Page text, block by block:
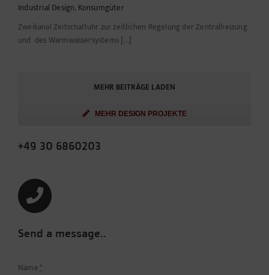
Industrial Design, Konsumgüter
Zweikanal Zeitschaltuhr zur zeitlichen Regelung der Zentralheizung
und des Warmwassersystems [...]
MEHR BEITRÄGE LADEN
MEHR DESIGN PROJEKTE
+49 30 6860203
Send a message..
Name*